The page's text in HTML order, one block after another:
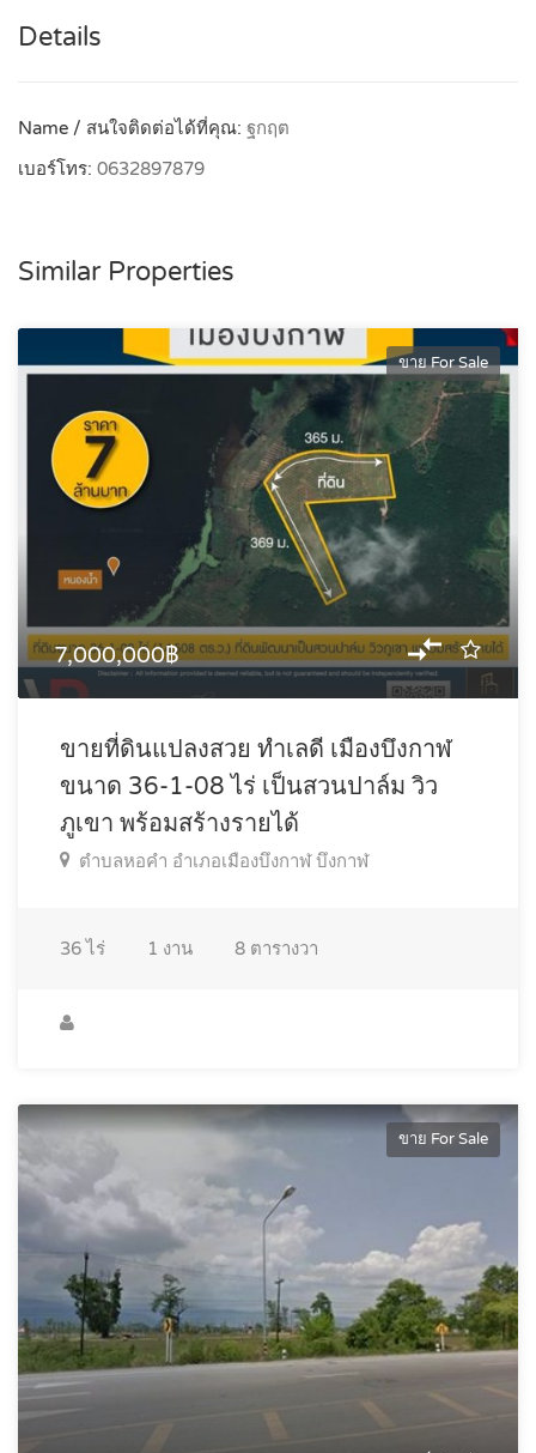
Details
Name / สนใจติดต่อได้ที่คุณ: ฐกฤต
เบอร์โทร: 0632897879
Similar Properties
ขาย For Sale
7,000,000฿
ขายที่ดินแปลงสวย ทำเลดี เมืองบึงกาฬ
ขนาด 36-1-08 ไร่ เป็นสวนปาล์ม วิว
ภูเขา พร้อมสร้างรายได้
ตำบลหอคำ อำเภอเมืองบึงกาฬ บึงกาฬ
36ไร่ 1 งาน 8 ตารางวา
ขาย For Sale